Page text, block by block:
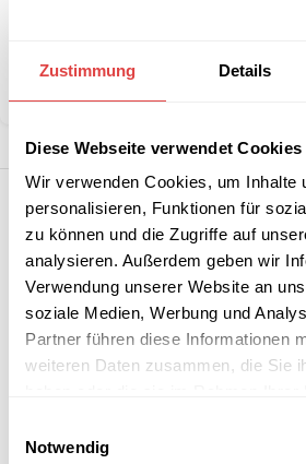
Zustimmung Details
Diese Webseite verwendet Cookies
Wir verwenden Cookies, um Inhalte
personalisieren, Funktionen für
zu können und die Zugriffe auf
analysieren. Außerdem geben wir
Verwendung unserer Website an
soziale Medien, Werbung und
Partner führen diese Informationen
weiteren Daten zusammen, die Sie
Notwendig